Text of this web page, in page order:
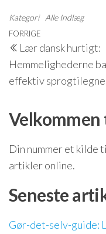
Kategori Alle Indlæg
Forrige
indlæg
FORRIGE
Lær dansk hurtigt:
Hemmelighederne
effektiv
Velkommen
Din nummer et kilde
artikler online.
Seneste
Gør-det-selv-guide: